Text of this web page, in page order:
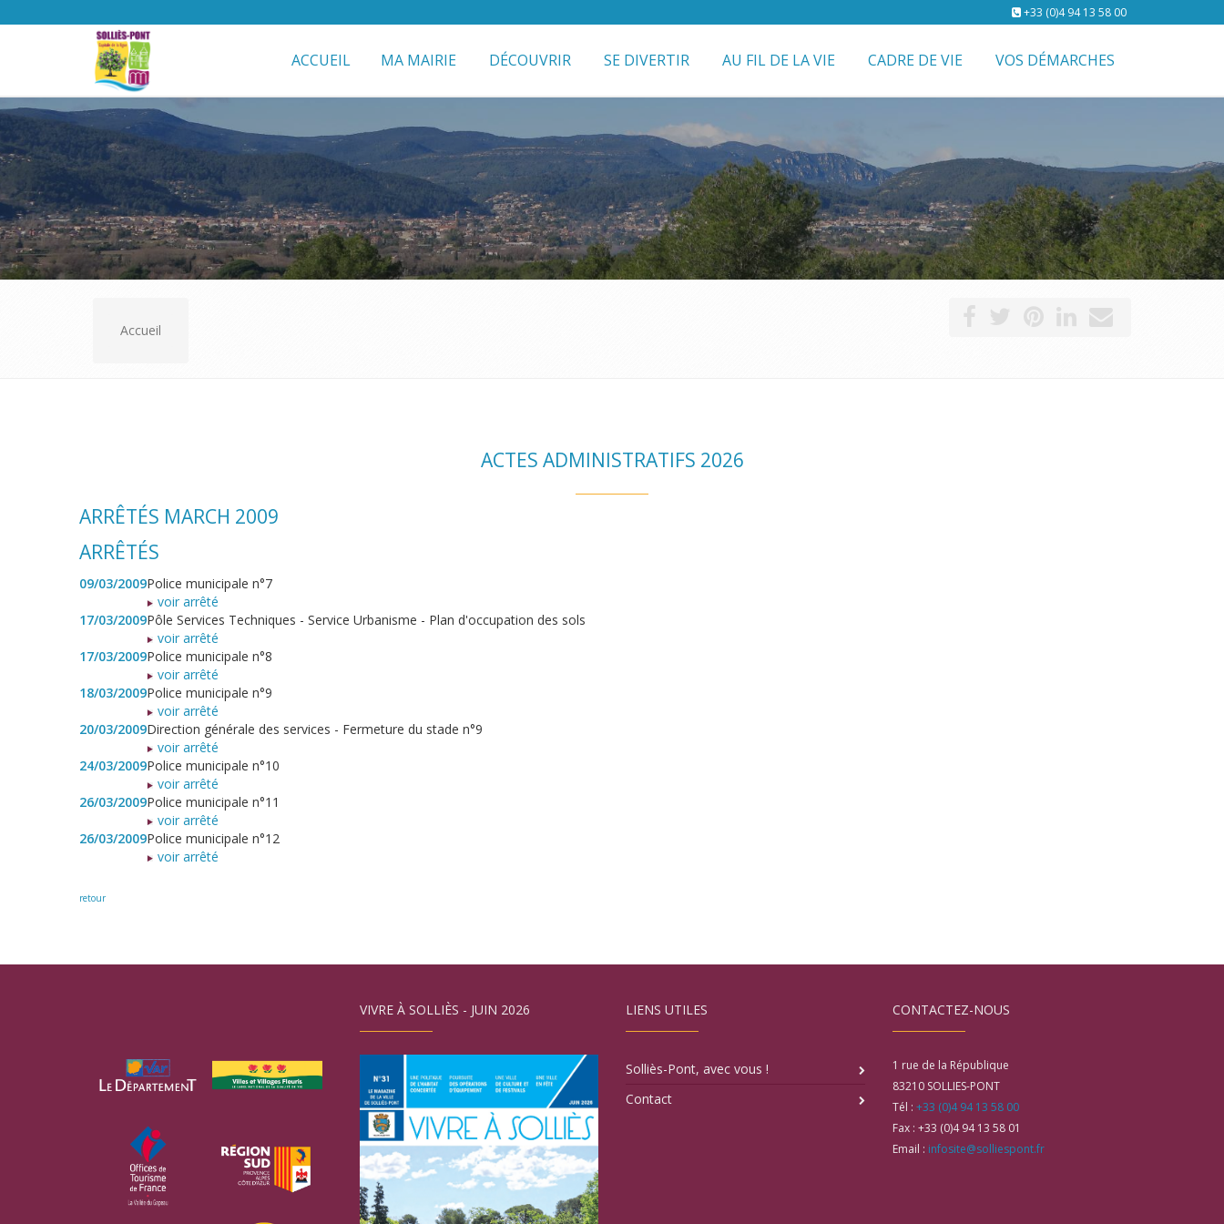
+33 (0)4 94 13 58 00
ACCUEIL MA MAIRIE DÉCOUVRIR SE DIVERTIR AU FIL DE LA VIE CADRE DE VIE VOS DÉMARCHES
Accueil
ACTES ADMINISTRATIFS 2026
ARRÊTÉS MARCH 2009
ARRÊTÉS
09/03/2009Police municipale n°7
voir arrêté
17/03/2009Pôle Services Techniques - Service Urbanisme - Plan d'occupation des sols
voir arrêté
17/03/2009Police municipale n°8
voir arrêté
18/03/2009Police municipale n°9
voir arrêté
20/03/2009Direction générale des services - Fermeture du stade n°9
voir arrêté
24/03/2009Police municipale n°10
voir arrêté
26/03/2009Police municipale n°11
voir arrêté
26/03/2009Police municipale n°12
voir arrêté
retour
VIVRE À SOLLIÈS - JUIN 2026 LIENS UTILES
Solliès-Pont, avec vous !
Contact
CONTACTEZ-NOUS
1 rue de la République
83210 SOLLIES-PONT
Tél : +33 (0)4 94 13 58 00
Fax : +33 (0)4 94 13 58 01
Email : infosite@solliespont.fr